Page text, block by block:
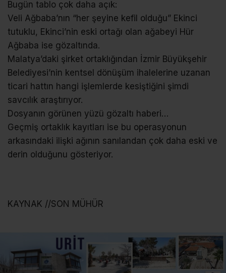
Bugün tablo çok daha açık:
Veli Ağbaba’nın “her şeyine kefil olduğu” Ekinci
tutuklu, Ekinci’nin eski ortağı olan ağabeyi Hür
Ağbaba ise gözaltında.
Malatya’daki şirket ortaklığından İzmir Büyükşehir
Belediyesi’nin kentsel dönüşüm ihalelerine uzanan
ticari hattın hangi işlemlerde kesiştiğini şimdi
savcılık araştırıyor.
Dosyanın görünen yüzü gözaltı haberi…
Geçmiş ortaklık kayıtları ise bu operasyonun
arkasındaki ilişki ağının sanılandan çok daha eski ve
derin olduğunu gösteriyor.
KAYNAK //SON MÜHÜR